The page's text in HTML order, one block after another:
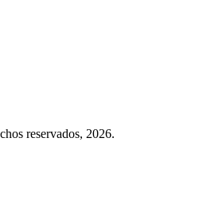
reservados, 2026.